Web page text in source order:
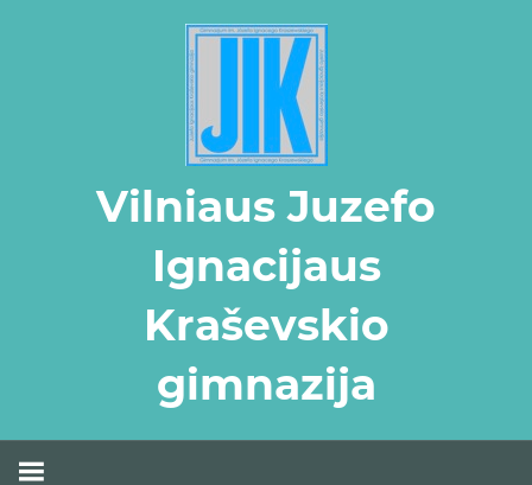
Vilniaus Juzefo
Ignacijaus
Kraševskio
gimnazija